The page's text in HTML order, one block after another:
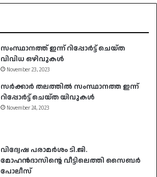
സംസ്ഥാനത്ത് ഇന്ന് റിപ്പോർട്ട് ചെയ്ത
വിവിധ ഒഴിവുകൾ
November 23, 2023
സർക്കാർ തലത്തിൽ സംസ്ഥാനത്ത ഇന്ന്
റിപ്പോർട്ട് ചെയ്ത യിവുകൾ
November 24, 2023
വിദ്വേഷ പരാമർശം ടി.ജി.
മോഹൻദാസിൻ്റെ വീട്ടിലെത്തി സൈബർ
പോലീസ്